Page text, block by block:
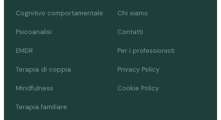
Cognitivo comportamentale
Psicoanalisi
EMDR
Terapia di coppia
Mindfulness
Terapia familiare
Chi siamo
Contatti
Per i professionisti
Privacy Policy
Cookie Policy